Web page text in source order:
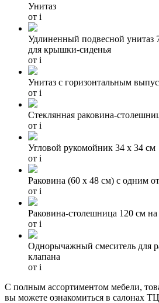
Унитаз
от i
Удлиненный подвесной унитаз
для крышки-сиденья
от i
Унитаз с горизонтальным
от i
Стеклянная раковина-
от i
Угловой рукомойник 34 х 34 см
от i
Раковина (60 х 48 см) с одним
от i
Раковина-столешница 120 см
от i
Однорычажный смеситель для
клапана
от i
С полным ассортиментом мебели,
вы можете ознакомиться в салонах